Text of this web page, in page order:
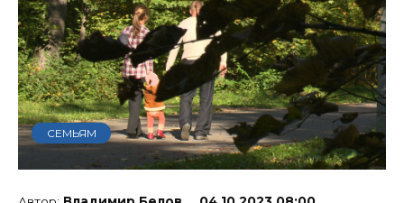
СЕМЬЯМ